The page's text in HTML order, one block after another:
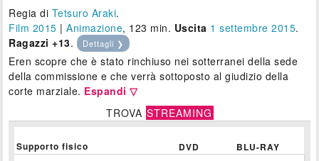
Regia di Tetsuro Araki.
Film 2015 |Animazione, 123 min. Uscita 1 settembre 2015.
Ragazzi +13. Dettagli ❯
Eren scopre che è stato rinchiuso nei sotterranei della sede
della commissione e che verrà sottoposto al giudizio della
corte marziale. Espandi ▽
TROVA STREAMING
Supporto fisico DVD BLU-RAY